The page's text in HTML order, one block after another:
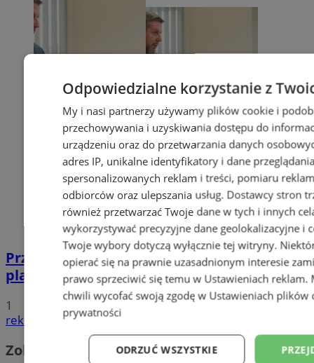
Przyszłość Wodzisławia Śląskiego:
planowane inwestycje na 2025 rok
1
reklama
Zobacz również
Odpowiedzialne korzystanie z
My i nasi partnerzy używamy plików cookie i
przechowywania i uzyskiwania dostępu do
urządzeniu oraz do przetwarzania danych
adres IP, unikalne identyfikatory i dane
spersonalizowanych reklam i treści, pomiaru
odbiorców oraz ulepszania usług. Dostawcy stron
również przetwarzać Twoje dane w tych i innych
wykorzystywać precyzyjne dane geolokalizacyjne i
Twoje wybory dotyczą wyłącznie tej witryny.
opierać się na prawnie uzasadnionym interesie
prawo sprzeciwić się temu w Ustawieniach reklam.
chwili wycofać swoją zgodę w Ustawieniach plików
prywatności
ODRZUĆ WSZYSTKIE